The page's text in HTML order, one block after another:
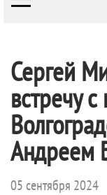
Сергей
встречу
Андреем
05 сентября 2024